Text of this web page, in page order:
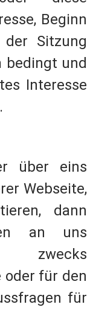
Beginn
Sitzung
bedingt und
Interesse
über eins
Webseite,
dann
an uns
zwecks
oder für den
für